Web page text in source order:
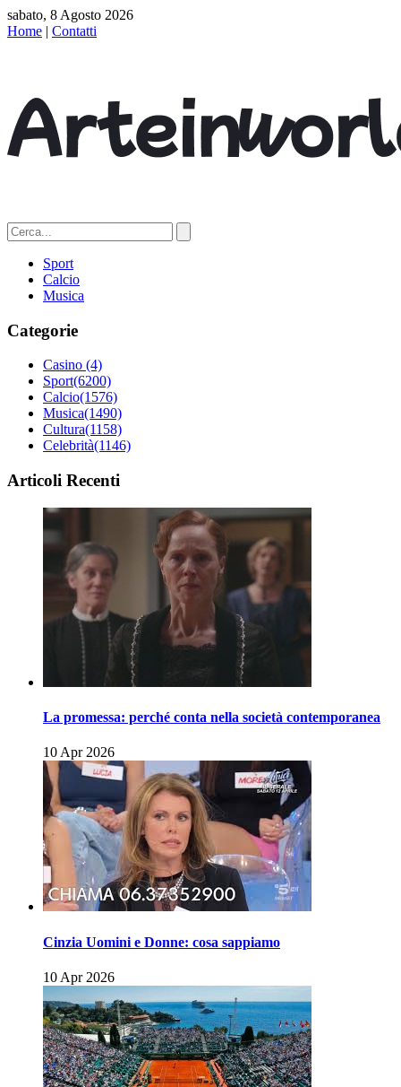
sabato, 8 Agosto 2026
Home | Contatti
Sport
Calcio
Musica
Categorie
Casino (4)
Sport(6200)
Calcio(1576)
Musica(1490)
Cultura(1158)
Celebrità(1146)
Articoli Recenti
La promessa: perché conta nella società contemporanea
10 Apr 2026
Cinzia Uomini e Donne: cosa sappiamo
10 Apr 2026